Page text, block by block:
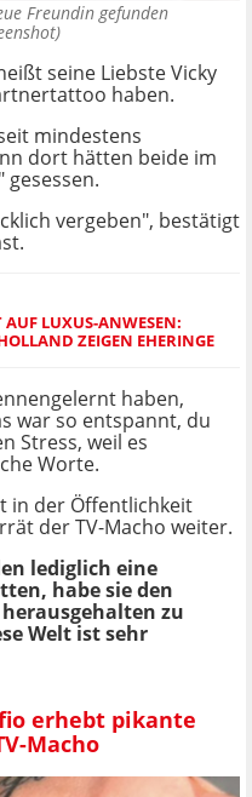
Freundin gefunden
seine Liebste Vicky
haben.
mindestens
dort hätten beide im
gesessen.
vergeben", bestätigt
AUF LUXUS-ANWESEN:
ZEIGEN EHERINGE
haben,
war so entspannt, du
Stress, weil es
Worte.
in der Öffentlichkeit
der TV-Macho weiter.
lediglich eine
habe sie den
zu
Welt ist sehr
erhebt pikante
Macho